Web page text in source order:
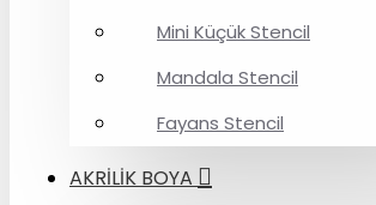
Mini Küçük Stencil
Mandala Stencil
Fayans Stencil
AKRİLİK BOYA